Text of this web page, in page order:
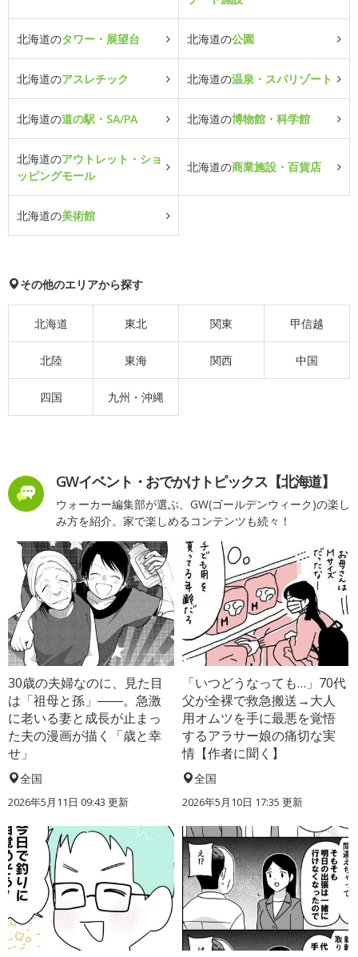
北海道のタワー・展望台 北海道の公園
北海道のアスレチック 北海道の温泉・スパリゾート
北海道の道の駅・SA/PA 北海道の博物館・科学館
北海道のアウトレット・ショ
ッピングモール
北海道の商業施設・百貨店
北海道の美術館
その他のエリアから探す
北海道 東北 関東 甲信越
北陸 東海 関西 中国
四国 九州・沖縄
GWイベント・おでかけトピックス【北海道】
ウォーカー編集部が選ぶ、GW(ゴールデンウィーク)の楽し
み方を紹介。家で楽しめるコンテンツも続々！
30歳の夫婦なのに、見た目
は「祖母と孫」――。急激
に老いる妻と成長が止まっ
た夫の漫画が描く「歳と幸
せ」
全国
2026年5月11日 09:43 更新
「いつどうなっても…」70代
父が全裸で救急搬送→大人
用オムツを手に最悪を覚悟
するアラサー娘の痛切な実
情【作者に聞く】
全国
2026年5月10日 17:35 更新